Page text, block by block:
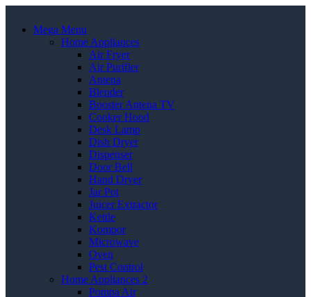
Mega Menu
Home Appliances
Air Fryer
Air Purifier
Antena
Blender
Booster Antena TV
Cooker Hood
Desk Lamp
Dish Dryer
Dispenser
Door Bell
Hand Dryer
Jar Pot
Juicer Extractor
Kettle
Kompor
Microwave
Oven
Pest Control
Home Appliances 2
Pompa Air